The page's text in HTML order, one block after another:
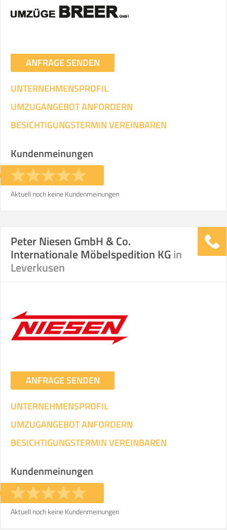
ANFRAGE SENDEN
UNTERNEHMENSPROFIL
UMZUGANGEBOT ANFORDERN
BESICHTIGUNGSTERMIN VEREINBAREN
Kundenmeinungen
Aktuell noch keine Kundenmeinungen
Peter Niesen GmbH & Co.
Internationale Möbelspedition KGin
Leverkusen
ANFRAGE SENDEN
UNTERNEHMENSPROFIL
UMZUGANGEBOT ANFORDERN
BESICHTIGUNGSTERMIN VEREINBAREN
Kundenmeinungen
Aktuell noch keine Kundenmeinungen